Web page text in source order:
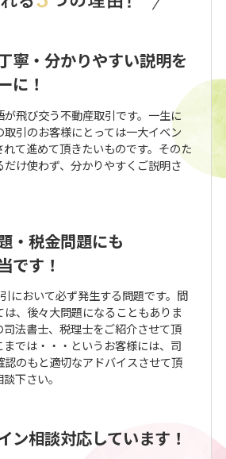
寧・分かりやすい説明を
に！
飛び交う不動産取引です。一生に
引のお客様にとっては一大イベン
れて進めて頂きたいものです。そのた
け使わず、分かりやすくご説明さ
・税金問題にも
です！
において必ず発生する問題です。間
、後々大問題になることもありま
法書士、税理士をご紹介させて頂
までは・・・というお客様には、司
のもと適切なアドバイスさせて頂
下さい。
ン相談対応しています！